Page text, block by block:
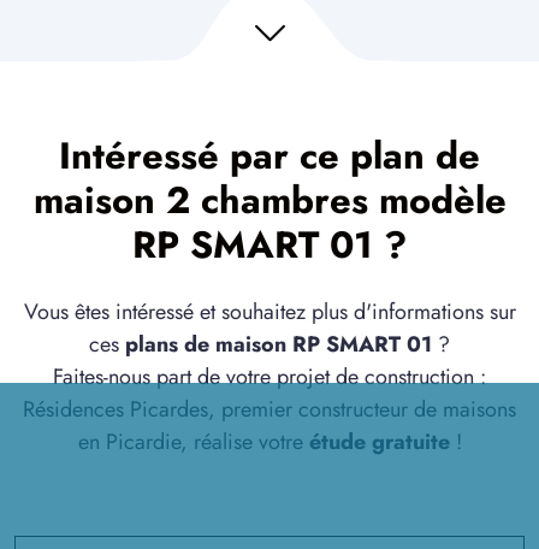
Intéressé par ce plan de
maison 2 chambres modèle
RP SMART 01 ?
Vous êtes intéressé et souhaitez plus d'informations sur
ces plans de maison RP SMART 01 ?
Faites-nous part de votre projet de construction :
Résidences Picardes, premier constructeur de maisons
en Picardie, réalise votre étude gratuite!